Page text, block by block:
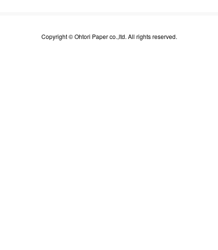
Copyright © Ohtori Paper co.,ltd. All rights reserved.